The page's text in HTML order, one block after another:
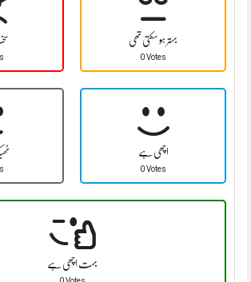
بہتر ہو سکتی تھی
0 Votes
اچھی ہے
0 Votes
بہت اچھی ہے